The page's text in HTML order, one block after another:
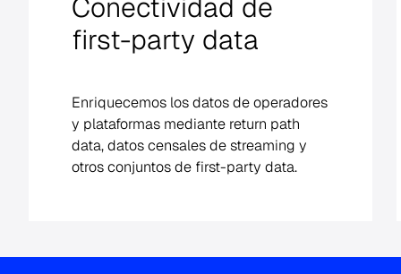
Conectividad de
first-party data
Enriquecemos los datos de operadores
y plataformas mediante return path
data, datos censales de streaming y
otros conjuntos de first-party data.